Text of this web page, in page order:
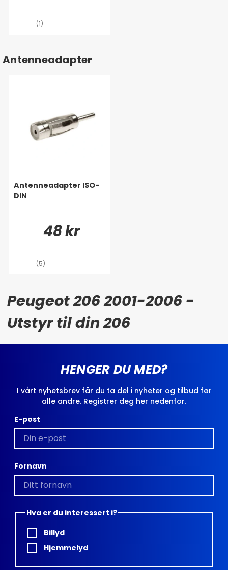
(1)
Antenneadapter
Antenneadapter ISO-
DIN
48 kr
(5)
Peugeot 206 2001-2006 -
Utstyr til din 206
HENGER DU MED?
I vårt nyhetsbrev får du ta del i nyheter og tilbud før
alle andre. Registrer deg her nedenfor.
E-post
Fornavn
Hva er du interessert i?
Billyd
Hjemmelyd